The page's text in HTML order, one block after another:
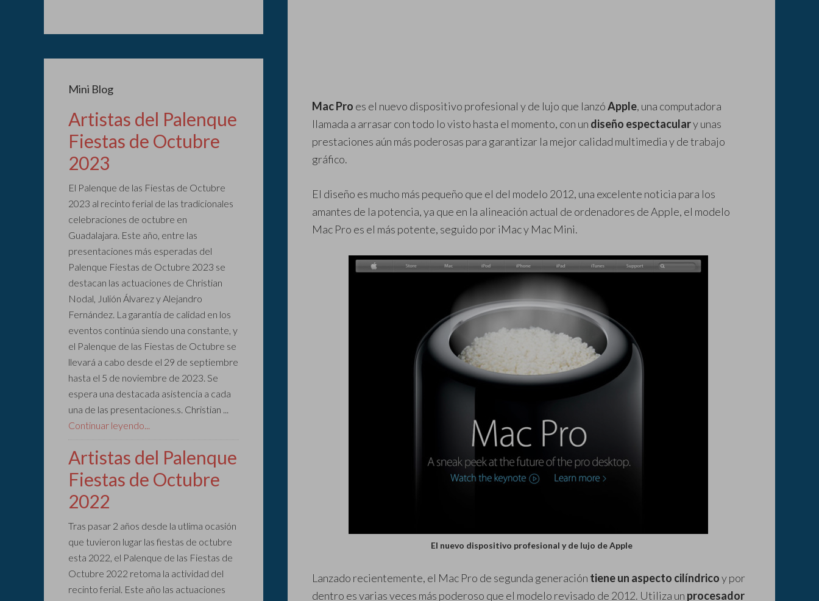
Mac Pro es el nuevo dispositivo profesional y de lujo que lanzóApple, una computadora
llamada a arrasar con todo lo visto hasta el momento, con un diseño espectaculary unas
prestaciones aún más poderosas para garantizar la mejor calidad multimedia y de trabajo
gráfico.
El diseño es mucho más pequeño que el del modelo 2012, una excelente noticia para los
amantes de la potencia, ya que en la alineación actual de ordenadores de Apple, el modelo
Mac Pro es el más potente, seguido por iMac y Mac Mini.
El nuevo dispositivo profesional y de lujo de Apple
Lanzado recientemente, el Mac Pro de segunda generación tiene un aspecto cilíndricoy por
dentro es varias veces más poderoso que el modelo revisado de 2012. Utiliza un procesador
Mini Blog
Artistas del Palenque
Fiestas de Octubre
2023
El Palenque de las Fiestas de Octubre
2023 al recinto ferial de las tradicionales
celebraciones de octubre en
Guadalajara. Este año, entre las
presentaciones más esperadas del
Palenque Fiestas de Octubre 2023 se
destacan las actuaciones de Christian
Nodal, Julión Álvarez y Alejandro
Fernández. La garantía de calidad en los
eventos continúa siendo una constante, y
el Palenque de las Fiestas de Octubre se
llevará a cabo desde el 29 de septiembre
hasta el 5 de noviembre de 2023. Se
espera una destacada asistencia a cada
una de las presentaciones.s. Christian ...
Continuar leyendo...
Artistas del Palenque
Fiestas de Octubre
2022
Tras pasar 2 años desde la utlima ocasión
que tuvieron lugar las fiestas de octubre
esta 2022, el Palenque de las Fiestas de
Octubre 2022 retoma la actividad del
recinto ferial. Este año las actuaciones